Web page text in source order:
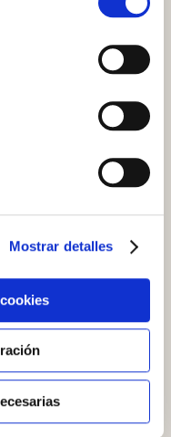
Si deseas
nuestra Política de
Mostrar detalles